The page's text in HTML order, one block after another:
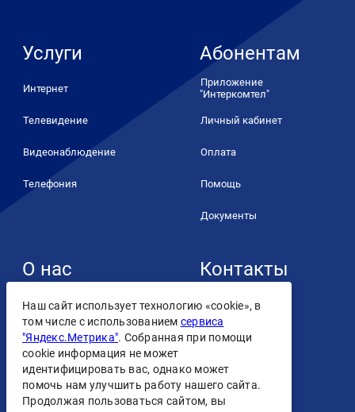
Услуги
Интернет
Телевидение
Видеонаблюдение
Телефония
Абонентам
Приложение
"Интеркомтел"
Личный кабинет
Оплата
Помощь
Документы
О нас
О компании
Контакты
Лицензии
Персональные данные
Контакты
Скачать
Наш сайт использует технологию «cookie», в
том числе с использованием сервиса
"Яндекс.Метрика". Собранная при помощи
cookie информация не может
идентифицировать вас, однако может
помочь нам улучшить работу нашего сайта.
Продолжая пользоваться сайтом, вы